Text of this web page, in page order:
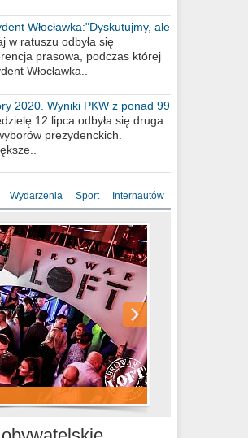
Włocławka:"Dyskutujmy, ale
się”
w ratuszu odbyła się
prasowa, podczas której
Włocławka..
2020. Wyniki PKW z ponad 99
obwodów
12 lipca odbyła się druga
prezydenckich.
Wydarzenia Sport Internautów
31.12.2018
Michelin 31.12.2018
31.12.2018
31.12.2018